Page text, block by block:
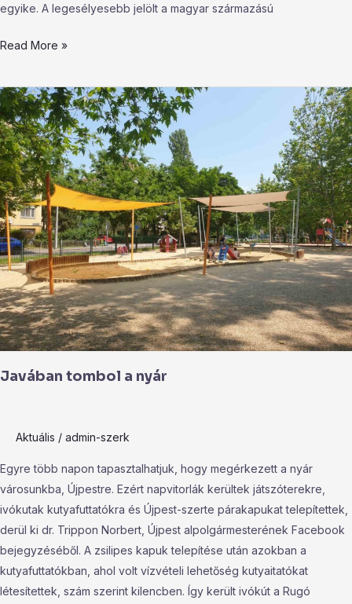
egyike. A legesélyesebb jelölt a magyar származású
Read More »
Javában tombol a nyár
Aktuális / admin-szerk
Egyre több napon tapasztalhatjuk, hogy megérkezett a nyár
városunkba, Újpestre. Ezért napvitorlák kerültek játszóterekre,
ivókutak kutyafuttatókra és Újpest-szerte párakapukat telepítettek,
derül ki dr. Trippon Norbert, Újpest alpolgármesterének Facebook
bejegyzéséből. A zsilipes kapuk telepítése után azokban a
kutyafuttatókban, ahol volt vízvételi lehetőség kutyaitatókat
létesítettek, szám szerint kilencben. Így került ivókút a Rugó
Javában
tombol
a
nyár